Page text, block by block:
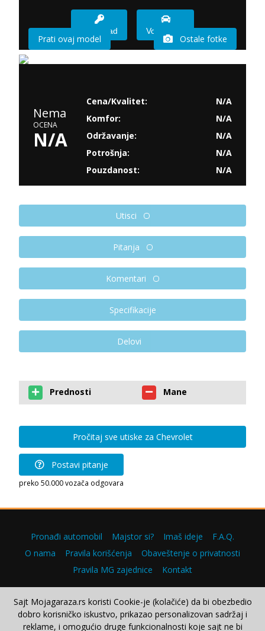
Imam sad Vozio sam
Prati ovaj model Ostale fotke
Nema
OCENA
N/A
Cena/Kvalitet:
N/A
Komfor:
N/A
Održavanje:
N/A
Potrošnja:
N/A
Pouzdanost:
N/A
Utisci
Pitanja
Komentari
Specifikacije
Delovi
Prednosti Mane
Pročitaj sve utiske za Chevrolet
Postavi pitanje
preko 50.000 vozača odgovara
Pronađi automobil Majstor si? Imaš ideje
F.A.Q.
O nama
Pravila korišćenja
Obaveštenje o privatnosti
Pravila MG zajednice
Kontakt
Copyright © 2000–2026.
Sajt Mojagaraza.rs koristi Cookie-je (kolačiće) da bi obezbedio
dobro korisničko iskustvo, prikazao personalizovan sadržaj i
reklame, i omogućio druge funkcionalnosti koje sajt ne bi